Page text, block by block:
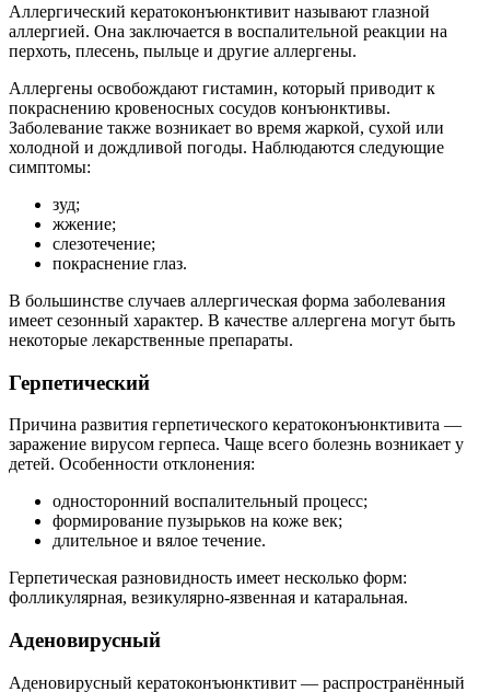
Аллергический кератоконъюнктивит называют глазной
аллергией. Она заключается в воспалительной реакции на
перхоть, плесень, пыльце и другие аллергены.
Аллергены освобождают гистамин, который приводит к
покраснению кровеносных сосудов конъюнктивы.
Заболевание также возникает во время жаркой, сухой или
холодной и дождливой погоды. Наблюдаются следующие
симптомы:
зуд;
жжение;
слезотечение;
покраснение глаз.
В большинстве случаев аллергическая форма заболевания
имеет сезонный характер. В качестве аллергена могут быть
некоторые лекарственные препараты.
Герпетический
Причина развития герпетического кератоконъюнктивита —
заражение вирусом герпеса. Чаще всего болезнь возникает у
детей. Особенности отклонения:
односторонний воспалительный процесс;
формирование пузырьков на коже век;
длительное и вялое течение.
Герпетическая разновидность имеет несколько форм:
фолликулярная, везикулярно-язвенная и катаральная.
Аденовирусный
Аденовирусный кератоконъюнктивит — распространённый